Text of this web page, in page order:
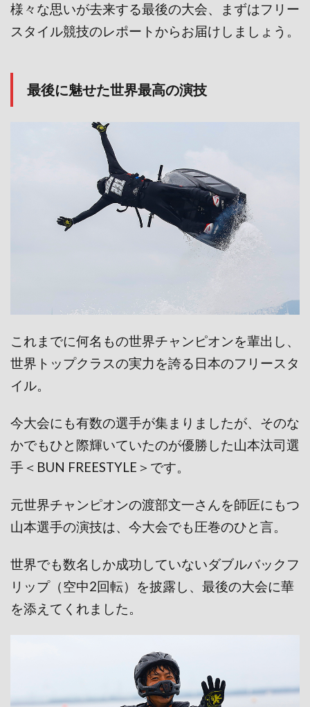
様々な思いが去来する最後の大会、まずはフリー
スタイル競技のレポートからお届けしましょう。
最後に魅せた世界最高の演技
これまでに何名もの世界チャンピオンを輩出し、
世界トップクラスの実力を誇る日本のフリースタ
イル。
今大会にも有数の選手が集まりましたが、そのな
かでもひと際輝いていたのが優勝した山本汰司選
手＜BUN FREESTYLE＞です。
元世界チャンピオンの渡部文一さんを師匠にもつ
山本選手の演技は、今大会でも圧巻のひと言。
世界でも数名しか成功していないダブルバックフ
リップ（空中2回転）を披露し、最後の大会に華
を添えてくれました。